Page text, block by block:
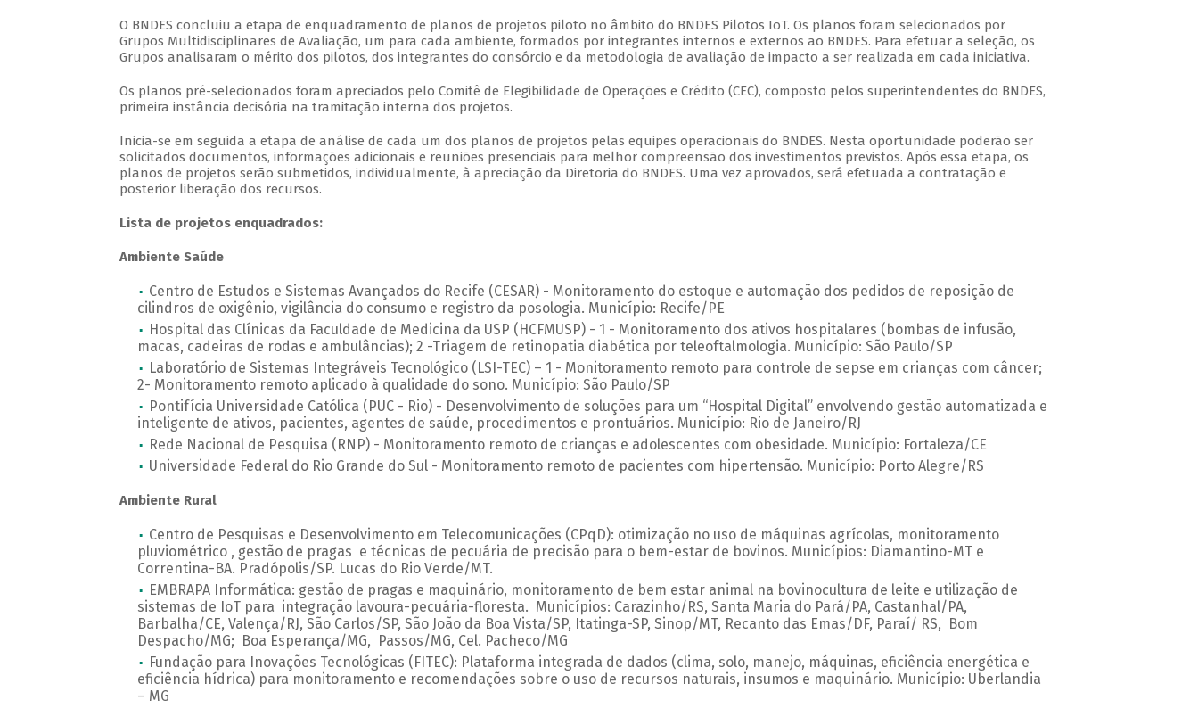
O BNDES concluiu a etapa de enquadramento de planos de projetos piloto no âmbito do BNDES Pilotos IoT. Os planos foram selecionados por
Grupos Multidisciplinares de Avaliação, um para cada ambiente, formados por integrantes internos e externos ao BNDES. Para efetuar a seleção, os
Grupos analisaram o mérito dos pilotos, dos integrantes do consórcio e da metodologia de avaliação de impacto a ser realizada em cada iniciativa.
Os planos pré-selecionados foram apreciados pelo Comitê de Elegibilidade de Operações e Crédito (CEC), composto pelos superintendentes do BNDES,
primeira instância decisória na tramitação interna dos projetos.
Inicia-se em seguida a etapa de análise de cada um dos planos de projetos pelas equipes operacionais do BNDES. Nesta oportunidade poderão ser
solicitados documentos, informações adicionais e reuniões presenciais para melhor compreensão dos investimentos previstos. Após essa etapa, os
planos de projetos serão submetidos, individualmente, à apreciação da Diretoria do BNDES. Uma vez aprovados, será efetuada a contratação e
posterior liberação dos recursos.
Lista de projetos enquadrados:
Ambiente Saúde
Centro de Estudos e Sistemas Avançados do Recife (CESAR) - Monitoramento do estoque e automação dos pedidos de reposição de
cilindros de oxigênio, vigilância do consumo e registro da posologia. Município: Recife/PE
Hospital das Clínicas da Faculdade de Medicina da USP (HCFMUSP) - 1 - Monitoramento dos ativos hospitalares (bombas de infusão,
macas, cadeiras de rodas e ambulâncias); 2 -Triagem de retinopatia diabética por teleoftalmologia. Município: São Paulo/SP
Laboratório de Sistemas Integráveis Tecnológico (LSI-TEC) – 1 - Monitoramento remoto para controle de sepse em crianças com câncer;
2- Monitoramento remoto aplicado à qualidade do sono. Município: São Paulo/SP
Pontifícia Universidade Católica (PUC - Rio) - Desenvolvimento de soluções para um “Hospital Digital” envolvendo gestão automatizada e
inteligente de ativos, pacientes, agentes de saúde, procedimentos e prontuários. Município: Rio de Janeiro/RJ
Rede Nacional de Pesquisa (RNP) - Monitoramento remoto de crianças e adolescentes com obesidade. Município: Fortaleza/CE
Universidade Federal do Rio Grande do Sul - Monitoramento remoto de pacientes com hipertensão. Município: Porto Alegre/RS
Ambiente Rural
Centro de Pesquisas e Desenvolvimento em Telecomunicações (CPqD): otimização no uso de máquinas agrícolas, monitoramento
pluviométrico , gestão de pragas e técnicas de pecuária de precisão para o bem-estar de bovinos. Municípios: Diamantino-MT e
Correntina-BA. Pradópolis/SP. Lucas do Rio Verde/MT.
EMBRAPA Informática: gestão de pragas e maquinário, monitoramento de bem estar animal na bovinocultura de leite e utilização de
sistemas de IoT para integração lavoura-pecuária-floresta. Municípios: Carazinho/RS, Santa Maria do Pará/PA, Castanhal/PA,
Barbalha/CE, Valença/RJ, São Carlos/SP, São João da Boa Vista/SP, Itatinga-SP, Sinop/MT, Recanto das Emas/DF, Paraí/ RS, Bom
Despacho/MG; Boa Esperança/MG, Passos/MG, Cel. Pacheco/MG
Fundação para Inovações Tecnológicas (FITEC): Plataforma integrada de dados (clima, solo, manejo, máquinas, eficiência energética e
eficiência hídrica) para monitoramento e recomendações sobre o uso de recursos naturais, insumos e maquinário. Município: Uberlandia
– MG